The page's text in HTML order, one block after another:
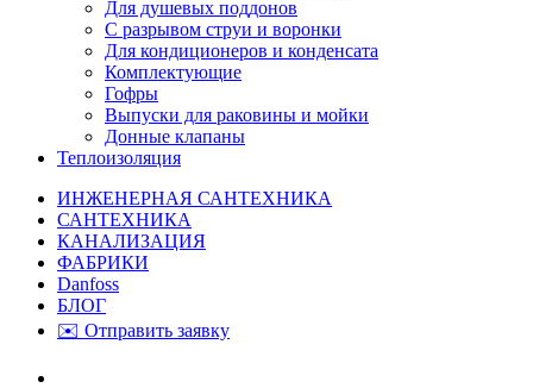
Для душевых поддонов
С разрывом струи и воронки
Для кондиционеров и конденсата
Комплектующие
Гофры
Выпуски для раковины и мойки
Донные клапаны
Теплоизоляция
ИНЖЕНЕРНАЯ САНТЕХНИКА
САНТЕХНИКА
КАНАЛИЗАЦИЯ
ФАБРИКИ
Danfoss
БЛОГ
✉️ Отправить заявку